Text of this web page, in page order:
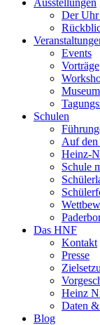
Der Uhr
Events
Vorträge
Schulen
Auf
Heinz-
Schule
Das HNF
Kontakt
Presse
Heinz
Daten
Blog